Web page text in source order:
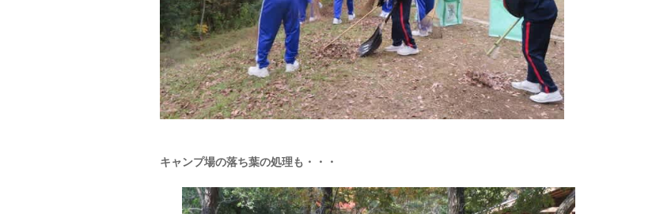
キャンプ場の落ち葉の処理も・・・